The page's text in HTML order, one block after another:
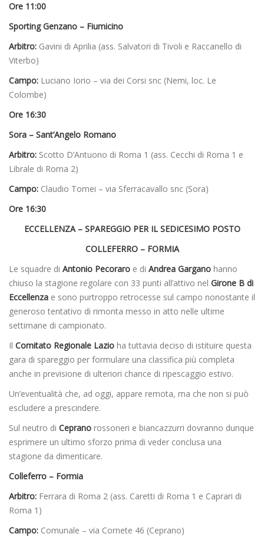
Ore 11:00
Sporting Genzano – Fiumicino
Arbitro: Gavini di Aprilia (ass. Salvatori di Tivoli e Raccanello di
Viterbo)
Campo: Luciano Iorio – via dei Corsi snc (Nemi, loc. Le
Colombe)
Ore 16:30
Sora – Sant’Angelo Romano
Arbitro: Scotto D’Antuono di Roma 1 (ass. Cecchi di Roma 1 e
Librale di Roma 2)
Campo: Claudio Tomei – via Sferracavallo snc (Sora)
Ore 16:30
ECCELLENZA – SPAREGGIO PER IL SEDICESIMO POSTO
COLLEFERRO – FORMIA
Le squadre di Antonio Pecoraro e di Andrea Gargano hanno
chiuso la stagione regolare con 33 punti all’attivo nel Girone B di
Eccellenza e sono purtroppo retrocesse sul campo nonostante il
generoso tentativo di rimonta messo in atto nelle ultime
settimane di campionato.
Il Comitato Regionale Lazio ha tuttavia deciso di istituire questa
gara di spareggio per formulare una classifica più completa
anche in previsione di ulteriori chance di ripescaggio estivo.
Un’eventualità che, ad oggi, appare remota, ma che non si può
escludere a prescindere.
Sul neutro di Ceprano rossoneri e biancazzurri dovranno dunque
esprimere un ultimo sforzo prima di veder conclusa una
stagione da dimenticare.
Colleferro – Formia
Arbitro: Ferrara di Roma 2 (ass. Caretti di Roma 1 e Caprari di
Roma 1)
Campo: Comunale – via Cornete 46 (Ceprano)